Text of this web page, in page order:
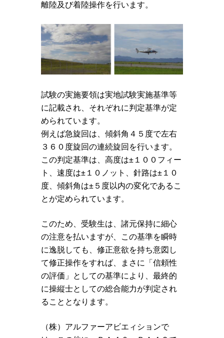
離陸及び着陸操作を行います。
試験の実施要領は実地試験実施基準等
に記載され、それぞれに判定基準が定
められています。
例えば急旋回は、傾斜角４５度で左右
３６０度旋回の連続旋回を行います。
この判定基準は、高度は±１００フィー
ト、速度は±１０ノット、針路は±１０
度、傾斜角は±５度以内の変化であるこ
とが定められています。
このため、受験生は、諸元保持に細心
の注意を払いますが、この基準を瞬時
に逸脱しても、修正意欲を持ち意図し
て修正操作をすれば、まさに「信頼性
の評価」としての基準により、最終的
に操縦士としての総合能力が判定され
ることとなります。
（株）アルファーアビエィションで